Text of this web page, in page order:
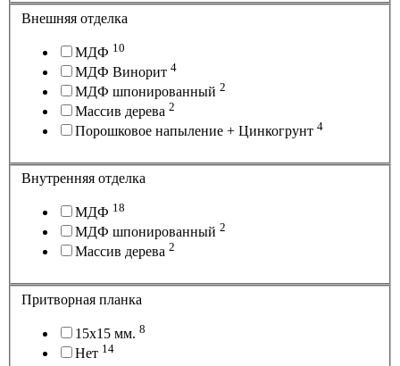
Внешняя отделка
МДФ 10
МДФ Винорит 4
МДФ шпонированный 2
Массив дерева 2
Порошковое напыление + Цинкогрунт 4
Внутренняя отделка
МДФ 18
МДФ шпонированный 2
Массив дерева 2
Притворная планка
15х15 мм. 8
Нет 14